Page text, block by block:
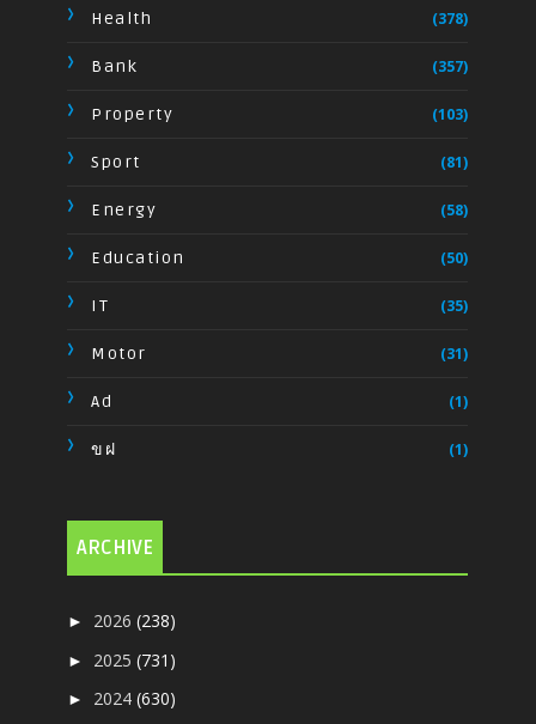
Health (378)
Bank (357)
Property (103)
Sport (81)
Energy (58)
Education (50)
IT (35)
Motor (31)
Ad (1)
ขฝ (1)
ARCHIVE
► 2026(238)
► 2025(731)
► 2024(630)